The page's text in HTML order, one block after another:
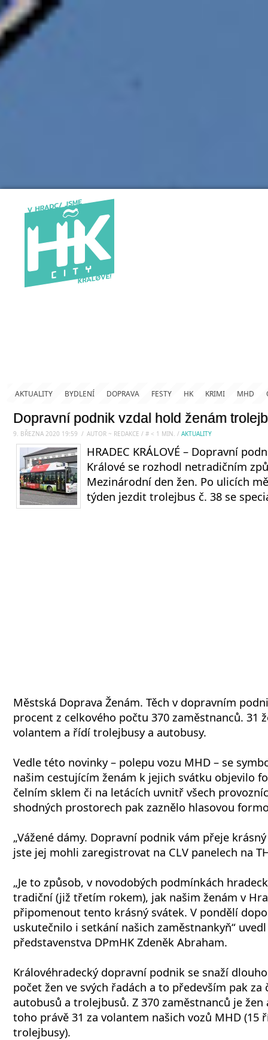
AKTUALITY BYDLENÍ DOPRAVA FESTY HK KRIMI MHD
Dopravní podnik vzdal hold ženám
9. BŘEZNA 2020 19:59 / AUTOR ~ REDAKCE / # < 1 MIN. / AKTUALITY
HRADEC KRÁLOVÉ – Dopravní
Králové se rozhodl netradičním
Mezinárodní den žen. Po ulicích
týden jezdit trolejbus č. 38 se
Městská Doprava Ženám. Těch v dopravním
procent z celkového počtu 370 zaměstnanců. 31
volantem a řídí trolejbusy a autobusy.
Vedle této novinky – polepu vozu MHD – se
našim cestujícím ženám k jejich svátku objevilo
čelním sklem či na letácích uvnitř všech
shodných prostorech pak zaznělo hlasovou
„Vážené dámy. Dopravní podnik vám přeje
jste jej mohli zaregistrovat na CLV panelech na
„Je to způsob, v novodobých podmínkách
tradiční (již třetím rokem), jak našim ženám v
připomenout tento krásný svátek. V pondělí
uskutečnilo i setkání našich zaměstnankyň“
představenstva DPmHK Zdeněk Abraham.
Královéhradecký dopravní podnik se snaží
počet žen ve svých řadách a to především pak za
autobusů a trolejbusů. Z 370 zaměstnanců je žen
toho právě 31 za volantem našich vozů MHD (15
trolejbusy).